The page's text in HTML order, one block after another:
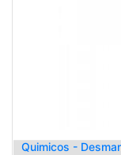
Quimicos -